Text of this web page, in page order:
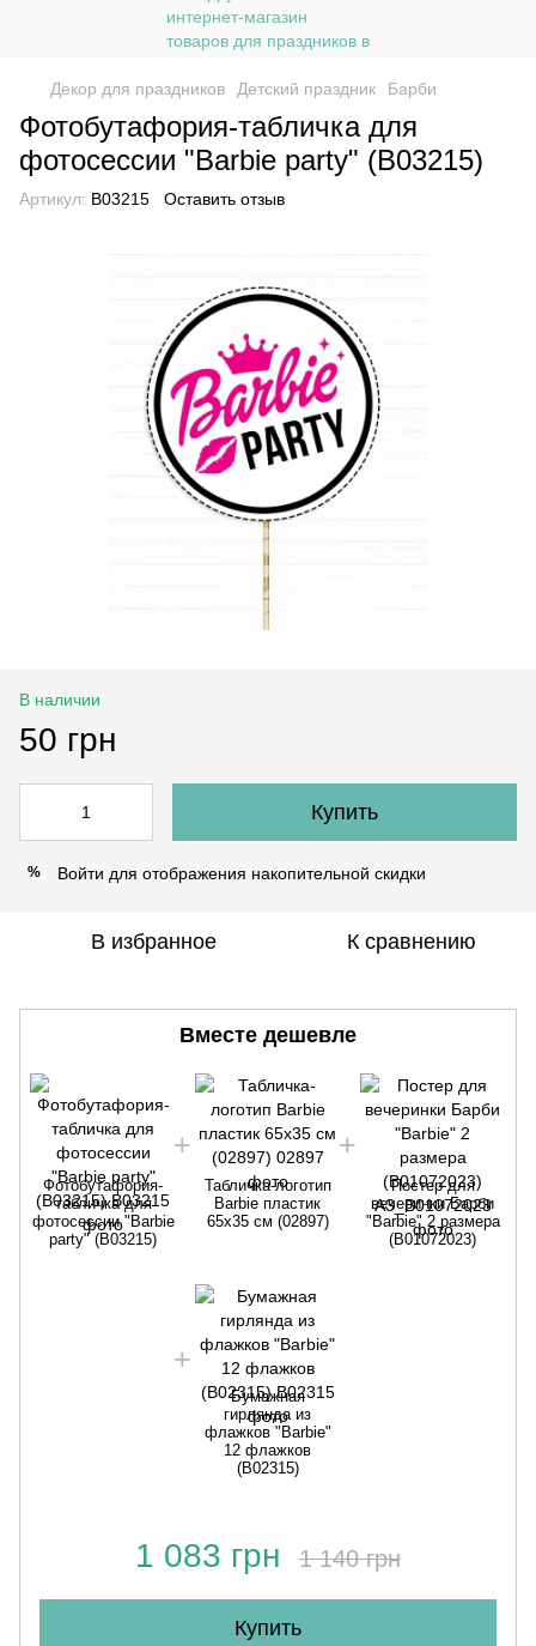
Декор для праздников Детский праздник Барби
Фотобутафория-табличка для
фотосессии "Barbie party" (B03215)
Артикул: B03215 Оставить отзыв
В наличии
50 грн
Купить
% Войти для отображения накопительной скидки
В избранное К сравнению
Вместе дешевле
Фотобутафория-
табличка для
фотосессии "Barbie
party" (B03215)
Табличка-логотип
Barbie пластик
65х35 см (02897)
Постер для
вечеринки Барби
"Barbie" 2 размера
(B01072023)
Бумажная
гирлянда из
флажков "Barbie"
12 флажков
(B02315)
1 083 грн 1 140 грн
Купить